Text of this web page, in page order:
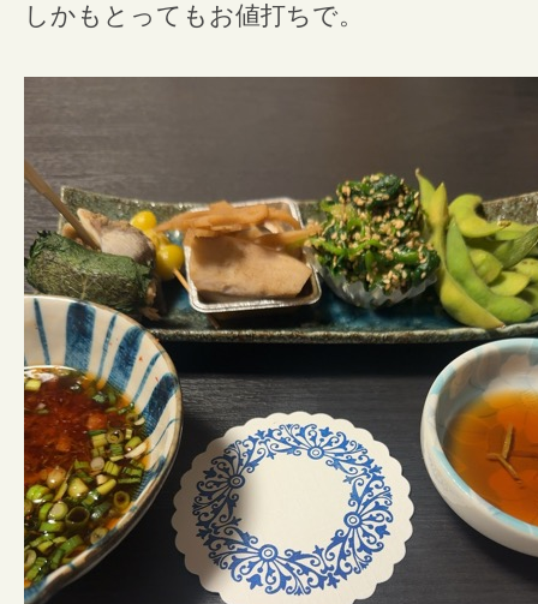
しかもとってもお値打ちで。